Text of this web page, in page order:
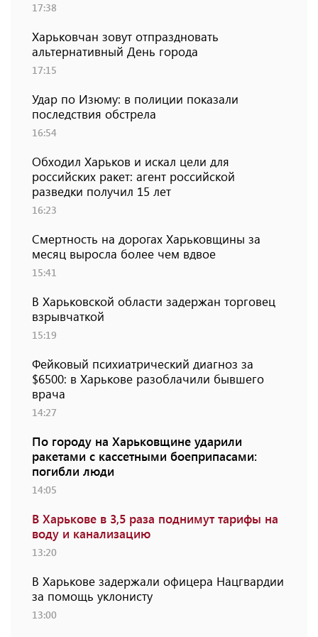
17:38
Харьковчан зовут отпраздновать
альтернативный День города
17:15
Удар по Изюму: в полиции показали
последствия обстрела
16:54
Обходил Харьков и искал цели для
российских ракет: агент российской
разведки получил 15 лет
16:23
Смертность на дорогах Харьковщины за
месяц выросла более чем вдвое
15:41
В Харьковской области задержан торговец
взрывчаткой
15:19
Фейковый психиатрический диагноз за
$6500: в Харькове разоблачили бывшего
врача
14:27
По городу на Харьковщине ударили
ракетами с кассетными боеприпасами:
погибли люди
14:05
В Харькове в 3,5 раза поднимут тарифы на
воду и канализацию
13:20
В Харькове задержали офицера Нацгвардии
за помощь уклонисту
13:00